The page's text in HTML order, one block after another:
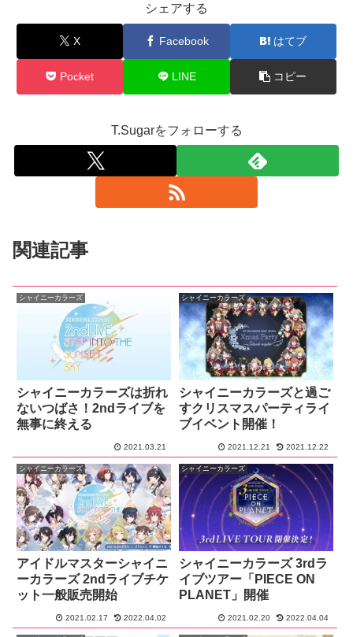
シェアする
X Facebook はてブ
Pocket LINE コピー
T.Sugarをフォローする
関連記事
シャイニーカラーズ
シャイニーカラーズは折れ
ないつばさ！2ndライブを
無事に終える
2021.03.21
シャイニーカラーズ
シャイニーカラーズと過ご
すクリスマスパーティライ
ブイベント開催！
2021.12.21 2021.12.22
シャイニーカラーズ
アイドルマスターシャイニ
ーカラーズ 2ndライブチケ
ット一般販売開始
2021.02.17 2022.04.02
シャイニーカラーズ
シャイニーカラーズ 3rdラ
イブツアー「PIECE ON
PLANET」開催
2021.02.20 2022.04.04